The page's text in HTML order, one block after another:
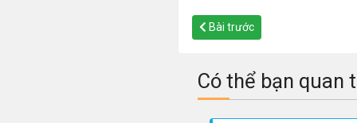
Bài trước
Có thể bạn quan